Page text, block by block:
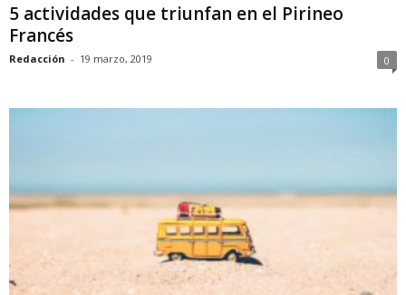
5 actividades que triunfan en el Pirineo
Francés
Redacción - 19 marzo, 2019 0